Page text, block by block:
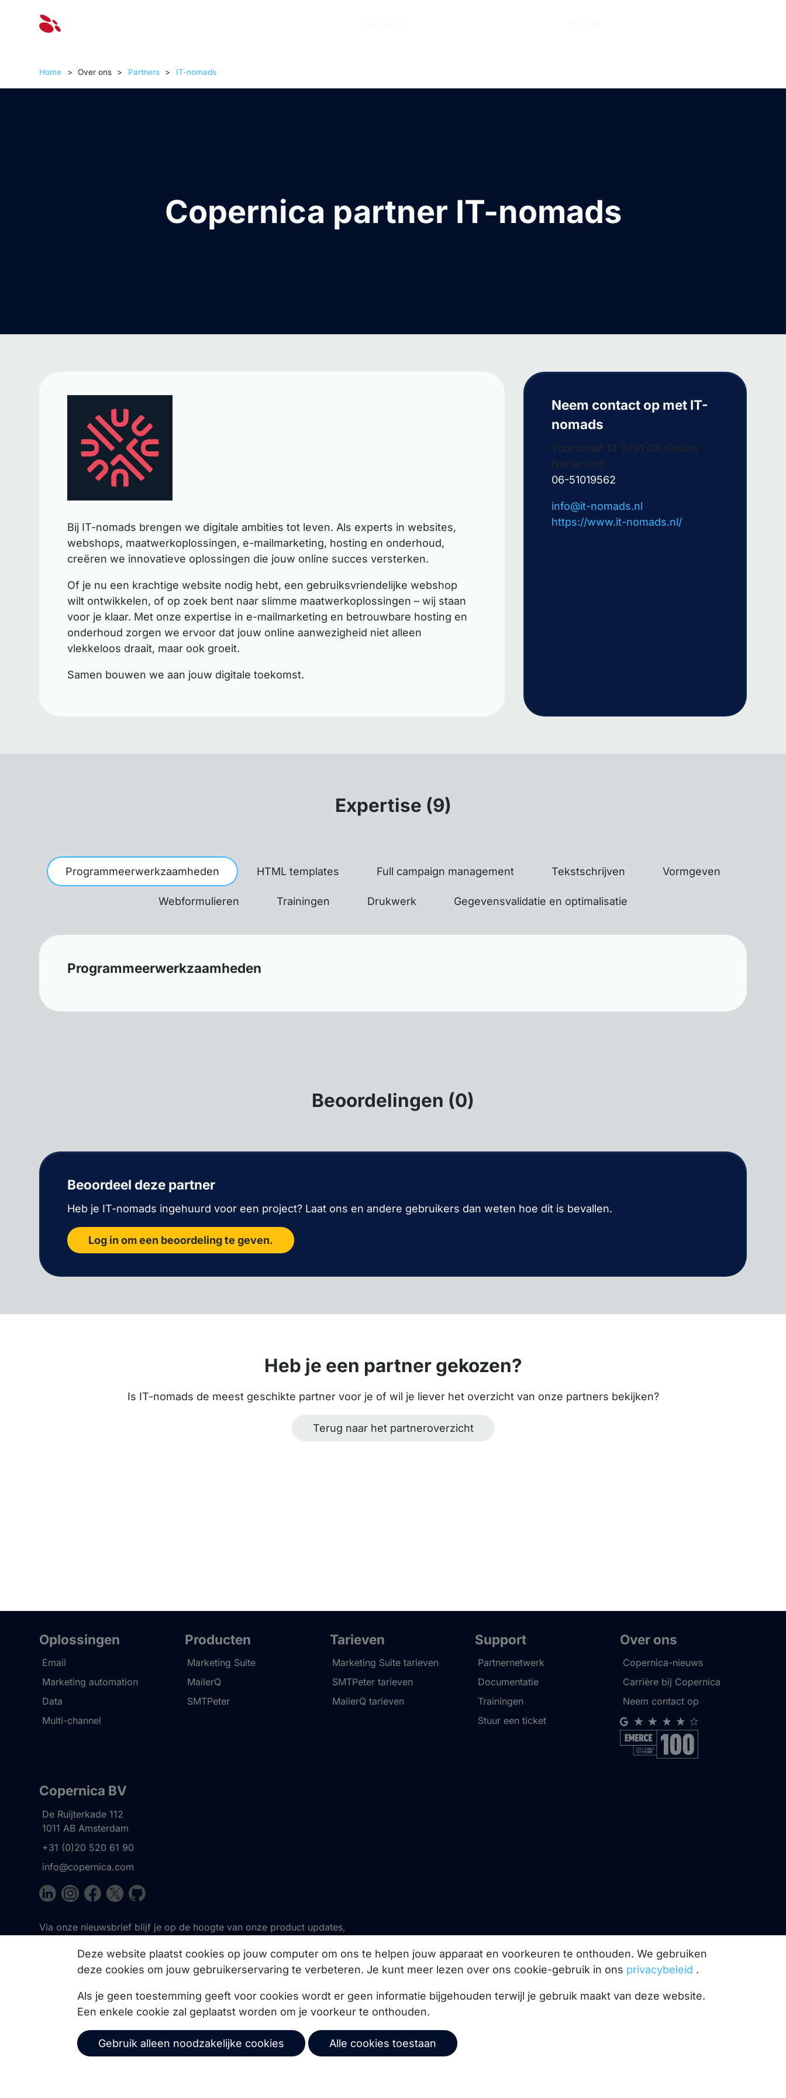
Home > Over ons > Partners > IT-nomads
Copernica partner IT-nomads
Bij IT-nomads brengen we digitale ambities tot leven. Als experts in websites,
webshops, maatwerkoplossingen, e-mailmarketing, hosting en onderhoud,
creëren we innovatieve oplossingen die jouw online succes versterken.
Of je nu een krachtige website nodig hebt, een gebruiksvriendelijke webshop
wilt ontwikkelen, of op zoek bent naar slimme maatwerkoplossingen – wij staan
voor je klaar. Met onze expertise in e-mailmarketing en betrouwbare hosting en
onderhoud zorgen we ervoor dat jouw online aanwezigheid niet alleen
vlekkeloos draait, maar ook groeit.
Samen bouwen we aan jouw digitale toekomst.
Neem contact op met IT-
nomads
Voorstraat 14 9291 CK Kollum
Nederland
06-51019562
info@it-nomads.nl
https://www.it-nomads.nl/
Expertise (9)
Programmeerwerkzaamheden HTML templates Full campaign management Tekstschrijven Vormgeven
Webformulieren Trainingen Drukwerk Gegevensvalidatie en optimalisatie
Programmeerwerkzaamheden
Beoordelingen (0)
Beoordeel deze partner
Heb je IT-nomads ingehuurd voor een project? Laat ons en andere gebruikers dan weten hoe dit is bevallen.
Log in om een beoordeling te geven.
Heb je een partner gekozen?
Is IT-nomads de meest geschikte partner voor je of wil je liever het overzicht van onze partners bekijken?
Terug naar het partneroverzicht
Oplossingen
Email
Marketing automation
Data
Multi-channel
Producten
Marketing Suite
MailerQ
SMTPeter
Tarieven
Marketing Suite tarieven
SMTPeter tarieven
MailerQ tarieven
Support
Partnernetwerk
Documentatie
Trainingen
Stuur een ticket
Over ons
Copernica-nieuws
Carrière bij Copernica
Neem contact op
Copernica BV
De Ruijterkade 112
1011 AB Amsterdam
+31 (0)20 520 61 90
info@copernica.com
Via onze nieuwsbrief blijf je op de hoogte van onze product updates,
Abonneer
© 2026 Copernica B.V.
Algemene voorwaarden
Privacybeleid Gebruikersovereenkomst
Deze website plaatst cookies op jouw computer om ons te helpen jouw apparaat en voorkeuren te onthouden. We gebruiken
deze cookies om jouw gebruikerservaring te verbeteren. Je kunt meer lezen over ons cookie-gebruik in ons privacybeleid .
Als je geen toestemming geeft voor cookies wordt er geen informatie bijgehouden terwijl je gebruik maakt van deze website.
Een enkele cookie zal geplaatst worden om je voorkeur te onthouden.
Gebruik alleen noodzakelijke cookies Alle cookies toestaan